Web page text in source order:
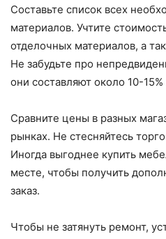
Составьте список всех
материалов. Учтите
отделочных материалов, а
Не забудьте про
они составляют около 10-
Сравните цены в разных
рынках. Не стесняйтесь
Иногда выгоднее купить
месте, чтобы получить
заказ.
Чтобы не затянуть ремонт,